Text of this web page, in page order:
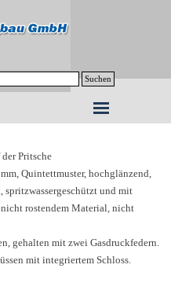
Suchen
Pritsche
Quintettmuster, hochglänzend,
und mit
rostendem Material, nicht
gehalten mit zwei Gasdruckfedern.
mit integriertem Schloss.